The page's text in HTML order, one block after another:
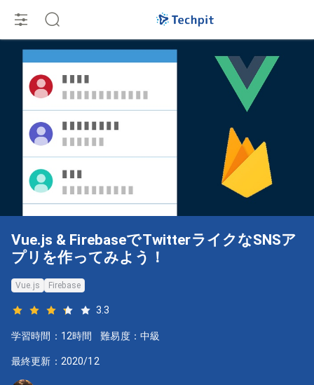
Vue.js & FirebaseでTwitterライクなSNSア
プリを作ってみよう！
Vue.js Firebase
3.3
学習時間：12時間 難易度：中級
最終更新：2020/12